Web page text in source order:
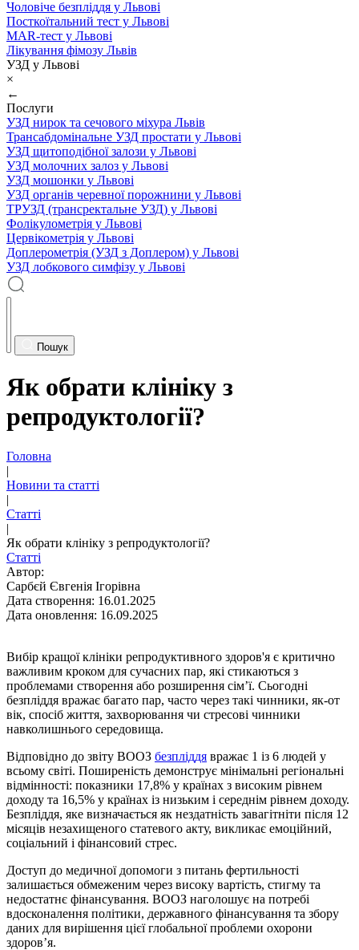
Чоловіче безпліддя у Львові
Посткоїтальний тест у Львові
MAR-тест у Львові
Лікування фімозу Львів
УЗД у Львові
×
←
Послуги
УЗД нирок та сечового міхура Львів
Трансабдомінальне УЗД простати у Львові
УЗД щитоподібної залози у Львові
УЗД молочних залоз у Львові
УЗД мошонки у Львові
УЗД органів черевної порожнини у Львові
ТРУЗД (трансректальне УЗД) у Львові
Фолікулометрія у Львові
Цервікометрія у Львові
Доплерометрія (УЗД з Доплером) у Львові
УЗД лобкового симфізу у Львові
Пошук
Як обрати клініку з
репродуктології?
Головна
|
Новини та статті
|
Статті
|
Як обрати клініку з репродуктології?
Статті
Автор:
Сарбєй Євгенія Ігорівна
Дата створення: 16.01.2025
Дата оновлення: 16.09.2025
Вибір кращої клініки репродуктивного здоров'я є критично
важливим кроком для сучасних пар, які стикаються з
проблемами створення або розширення сім’ї. Сьогодні
безпліддя вражає багато пар, часто через такі чинники, як-от
вік, спосіб життя, захворювання чи стресові чинники
навколишнього середовища.
Відповідно до звіту ВООЗ безпліддя вражає 1 із 6 людей у
всьому світі. Поширеність демонструє мінімальні регіональні
відмінності: показники 17,8% у країнах з високим рівнем
доходу та 16,5% у країнах із низьким і середнім рівнем доходу.
Безпліддя, яке визначається як нездатність завагітніти після 12
місяців незахищеного статевого акту, викликає емоційний,
соціальний і фінансовий стрес.
Доступ до медичної допомоги з питань фертильності
залишається обмеженим через високу вартість, стигму та
недостатнє фінансування. ВООЗ наголошує на потребі
вдосконалення політики, державного фінансування та збору
даних для вирішення цієї глобальної проблеми охорони
здоров’я.